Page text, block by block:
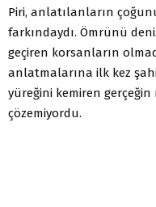
Piri, anlatılanların
farkındaydı. Ömrünü
geçiren korsanların
anlatmalarına ilk kez
yüreğini kemiren
çözemiyordu.